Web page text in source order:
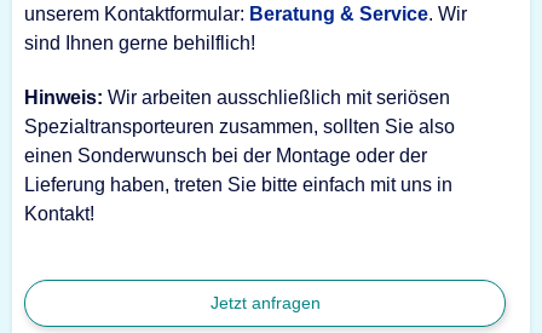
unserem Kontaktformular: Beratung & Service. Wir
sind Ihnen gerne behilflich!
Hinweis: Wir arbeiten ausschließlich mit seriösen
Spezialtransporteuren zusammen, sollten Sie also
einen Sonderwunsch bei der Montage oder der
Lieferung haben, treten Sie bitte einfach mit uns in
Kontakt!
Jetzt anfragen